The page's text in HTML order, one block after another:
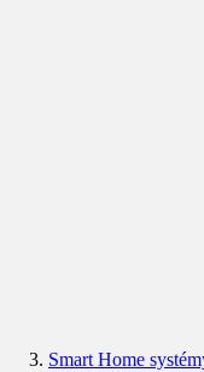
Smart Home